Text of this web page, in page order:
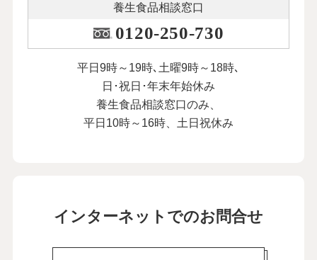
養生食品相談窓口
0120-250-730
平日9時～19時､土曜9時～18時､
日･祝日･年末年始休み
養生食品相談窓口のみ、
平日10時～16時、土日祝休み
インターネットでのお問合せ